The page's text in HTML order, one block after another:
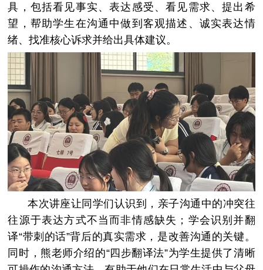
具，包括看见事实、表达感受、看见需求、提出希
望，帮助学生在沟通中做到客观描述、诚实表达情
绪、找准核心诉求并给出具体建议。
本次讲座让同学们认识到，亲子沟通中的冲突往
往源于表达方式不当而非情感缺失；学会识别并翻
译“带刺的话”背后的真实需求，是改善沟通的关键。
同时，熊老师介绍的“四步翻译法”为学生提供了清晰